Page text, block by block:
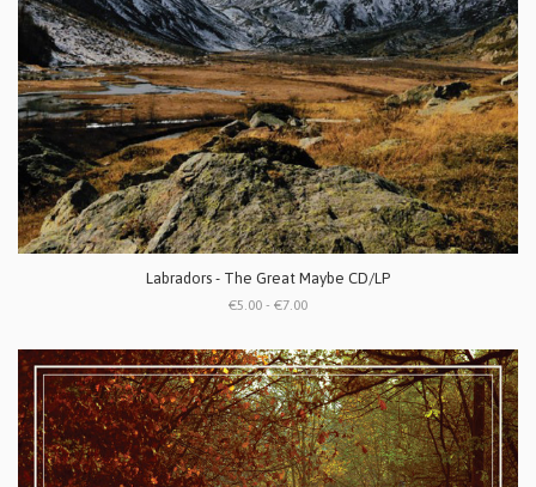
Labradors - The Great Maybe CD/LP
€5.00 - €7.00